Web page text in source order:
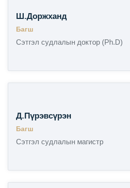
Ш.Доржханд
Багш
Сэтгэл судлалын доктор (Ph.D)
Д.Пүрэвсүрэн
Багш
Сэтгэл судлалын магистр